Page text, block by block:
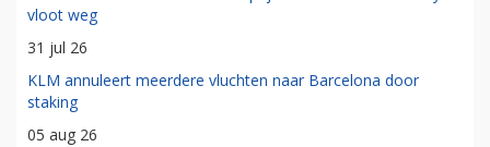
vloot weg
31 jul 26
KLM annuleert meerdere vluchten naar Barcelona door
staking
05 aug 26